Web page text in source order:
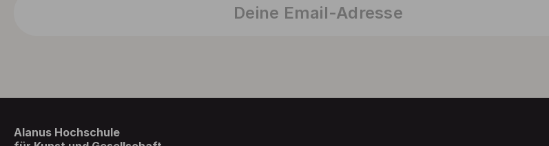
Alanus Hochschule